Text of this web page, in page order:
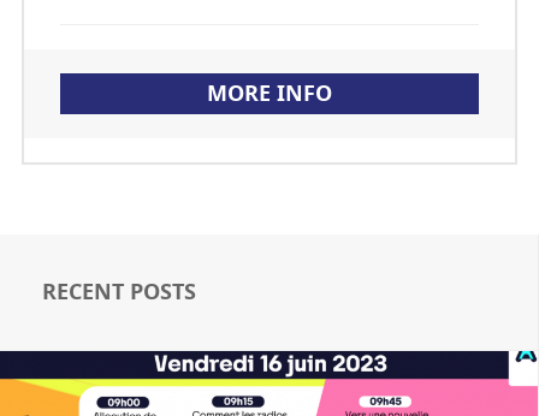
MORE INFO
RECENT POSTS